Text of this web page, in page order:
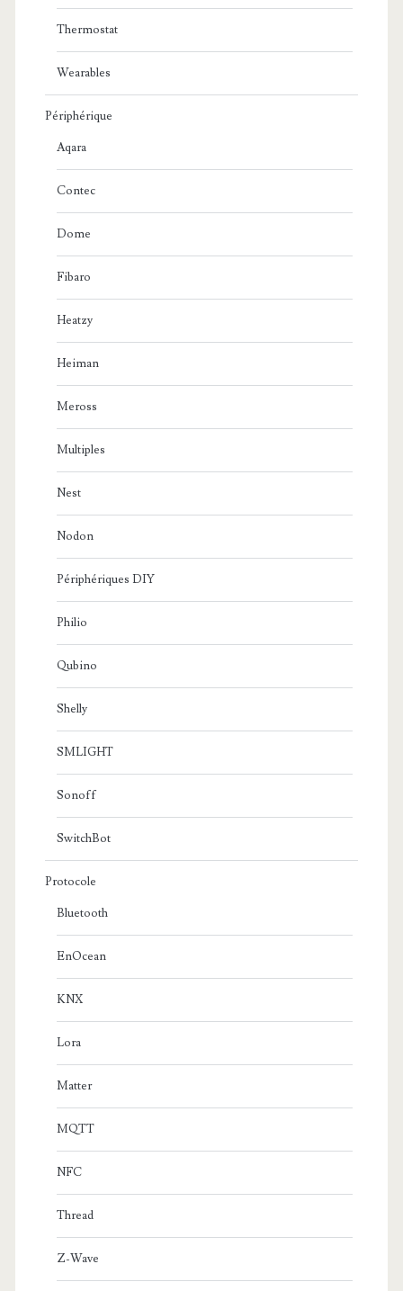
Thermostat
Wearables
Périphérique
Aqara
Contec
Dome
Fibaro
Heatzy
Heiman
Meross
Multiples
Nest
Nodon
Périphériques DIY
Philio
Qubino
Shelly
SMLIGHT
Sonoff
SwitchBot
Protocole
Bluetooth
EnOcean
KNX
Lora
Matter
MQTT
NFC
Thread
Z-Wave